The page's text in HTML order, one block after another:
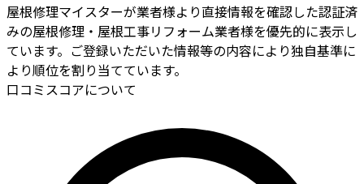
屋根修理マイスターが業者様より直接情報を確認した認証済
みの屋根修理・屋根工事リフォーム業者様を優先的に表示し
ています。ご登録いただいた情報等の内容により独自基準に
より順位を割り当てています。
口コミスコアについて